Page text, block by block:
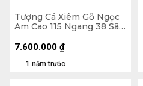
Tượng Cá Xiêm Gỗ Ngọc
Am Cao 115 Ngang 38 Sâu
1 năm trước
7.600.000 ₫